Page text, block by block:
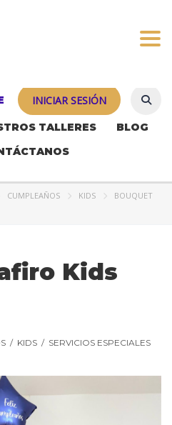
INICIAR SESIÓN
TALLERES
BLOG
CUMPLEAÑOS KIDS
BOUQUET
Kids
/ KIDS / SERVICIOS ESPECIALES